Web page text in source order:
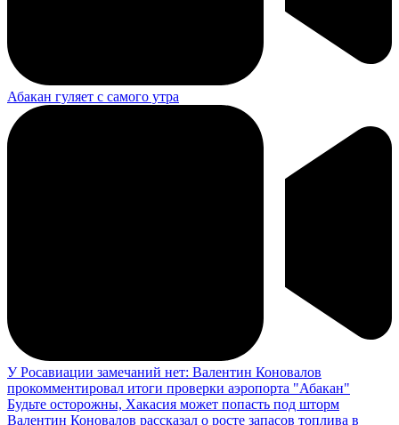
Абакан гуляет с самого утра
У Росавиации замечаний нет: Валентин Коновалов
прокомментировал итоги проверки аэропорта "Абакан"
Будьте осторожны, Хакасия может попасть под шторм
Валентин Коновалов рассказал о росте запасов топлива в